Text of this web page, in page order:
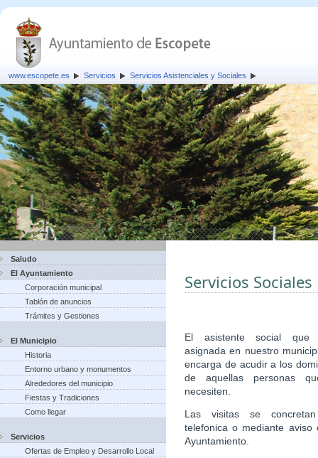
www.escopete.es Servicios Servicios Asistenciales y Sociales
Saludo
El Ayuntamiento
Corporación municipal
Tablón de anuncios
Trámites y Gestiones
El Municipio
Historia
Entorno urbano y monumentos
Alrededores del municipio
Fiestas y Tradiciones
Como llegar
Servicios
Ofertas de Empleo y Desarrollo Local
Servicios Sociales
El asistente social que
asignada en nuestro
encarga de acudir a los
de aquellas personas
necesiten.
Las visitas se
telefonica o mediante aviso
Ayuntamiento.